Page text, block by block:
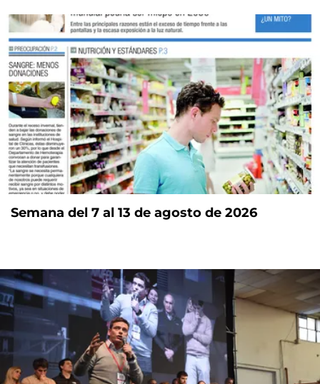
Semana del 7 al 13 de agosto de 2026